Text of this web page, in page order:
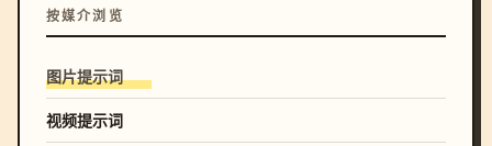
按媒介浏览
图片提示词
视频提示词